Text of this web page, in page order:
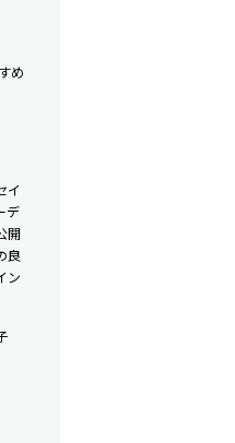
め
イ
デ
開
良
ン